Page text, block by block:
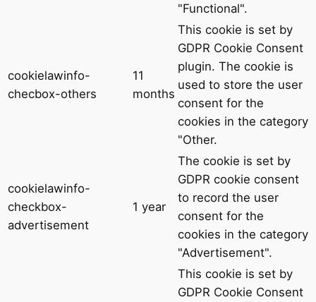
"Functional".
cookielawinfo-
checbox-others
11
months
This cookie is set by
GDPR Cookie Consent
plugin. The cookie is
used to store the user
consent for the
cookies in the category
"Other.
cookielawinfo-
checkbox-
advertisement
1 year
The cookie is set by
GDPR cookie consent
to record the user
consent for the
cookies in the category
"Advertisement".
This cookie is set by
GDPR Cookie Consent